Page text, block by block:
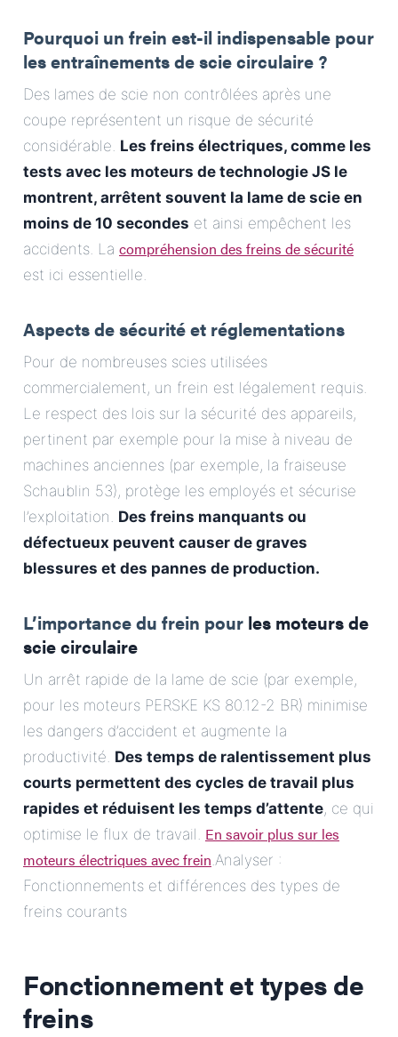
Pourquoi un frein est-il indispensable pour
les entraînements de scie circulaire ?
Des lames de scie non contrôlées après une
coupe représentent un risque de sécurité
considérable. Les freins électriques, comme les
tests avec les moteurs de technologie JS le
montrent, arrêtent souvent la lame de scie en
moins de 10 secondes et ainsi empêchent les
accidents. La compréhension des freins de sécurité
est ici essentielle.
Aspects de sécurité et réglementations
Pour de nombreuses scies utilisées
commercialement, un frein est légalement requis.
Le respect des lois sur la sécurité des appareils,
pertinent par exemple pour la mise à niveau de
machines anciennes (par exemple, la fraiseuse
Schaublin 53), protège les employés et sécurise
l’exploitation. Des freins manquants ou
défectueux peuvent causer de graves
blessures et des pannes de production.
L’importance du frein pour les moteurs de
scie circulaire
Un arrêt rapide de la lame de scie (par exemple,
pour les moteurs PERSKE KS 80.12-2 BR) minimise
les dangers d’accident et augmente la
productivité. Des temps de ralentissement plus
courts permettent des cycles de travail plus
rapides et réduisent les temps d’attente, ce qui
optimise le flux de travail. En savoir plus sur les
moteurs électriques avec frein.Analyser :
Fonctionnements et différences des types de
freins courants
Fonctionnement et types de
freins